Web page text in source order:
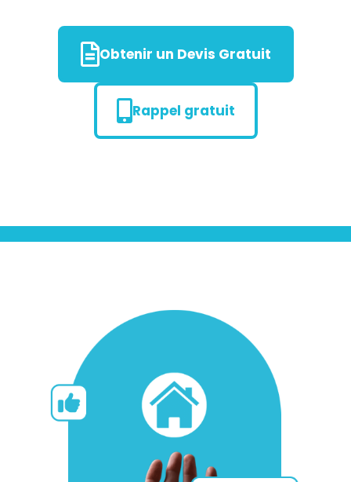
Obtenir un Devis Gratuit
Rappel gratuit